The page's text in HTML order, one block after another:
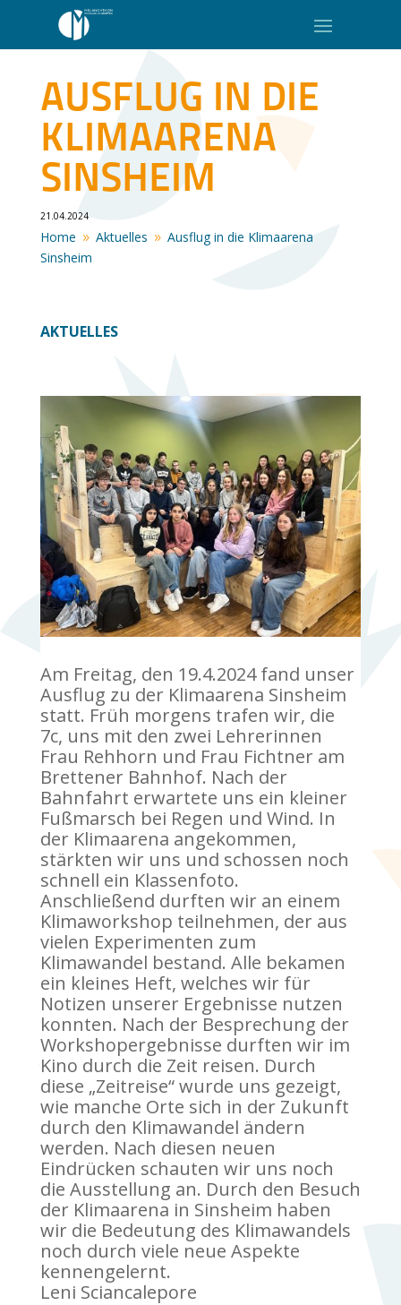
AUSFLUG IN DIE
KLIMAARENA
SINSHEIM
21.04.2024
Home 9 Aktuelles 9 Ausflug in die Klimaarena
Sinsheim
AKTUELLES
Am Freitag, den 19.4.2024 fand unser
Ausflug zu der Klimaarena Sinsheim
statt. Früh morgens trafen wir, die
7c, uns mit den zwei Lehrerinnen
Frau Rehhorn und Frau Fichtner am
Brettener Bahnhof. Nach der
Bahnfahrt erwartete uns ein kleiner
Fußmarsch bei Regen und Wind. In
der Klimaarena angekommen,
stärkten wir uns und schossen noch
schnell ein Klassenfoto.
Anschließend durften wir an einem
Klimaworkshop teilnehmen, der aus
vielen Experimenten zum
Klimawandel bestand. Alle bekamen
ein kleines Heft, welches wir für
Notizen unserer Ergebnisse nutzen
konnten. Nach der Besprechung der
Workshopergebnisse durften wir im
Kino durch die Zeit reisen. Durch
diese „Zeitreise“ wurde uns gezeigt,
wie manche Orte sich in der Zukunft
durch den Klimawandel ändern
werden. Nach diesen neuen
Eindrücken schauten wir uns noch
die Ausstellung an. Durch den Besuch
der Klimaarena in Sinsheim haben
wir die Bedeutung des Klimawandels
noch durch viele neue Aspekte
kennengelernt.
Leni Sciancalepore